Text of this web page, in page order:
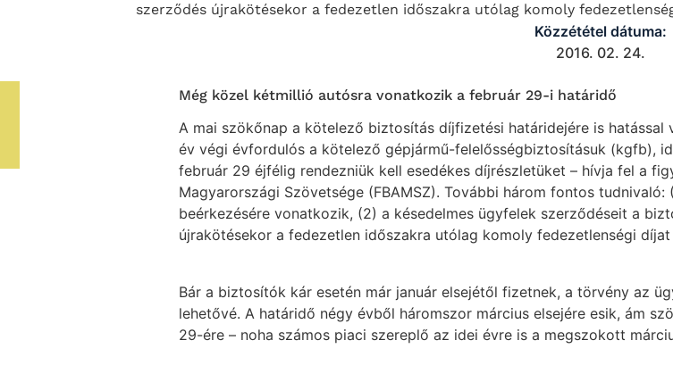
szerződés újrakötésekor a fedezetlen időszakra utólag komoly
Közzététel dátuma:
2016. 02. 24.
Még közel kétmillió autósra vonatkozik a február 29-i határidő
A mai szökőnap a kötelező biztosítás díjfizetési határidejére is
év végi évfordulós a kötelező gépjármű-felelősségbiztosításuk (kgfb),
február 29 éjfélig rendezniük kell esedékes díjrészletüket – hívja fel a
Magyarországi Szövetsége (FBAMSZ). További három fontos
beérkezésére vonatkozik, (2) a késedelmes ügyfelek szerződéseit a
újrakötésekor a fedezetlen időszakra utólag komoly fedezetlenségi
Bár a biztosítók kár esetén már január elsejétől fizetnek, a törvény az
lehetővé. A határidő négy évből háromszor március elsejére esik, ám
29-ére – noha számos piaci szereplő az idei évre is a megszokott